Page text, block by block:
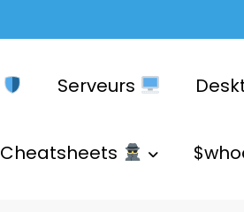
Serveurs
Cheatsheets